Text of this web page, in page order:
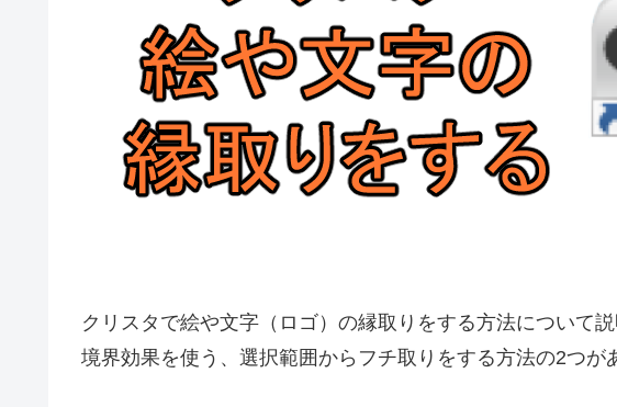
クリスタで絵や文字（ロゴ）の縁取りをする方法について
境界効果を使う、選択範囲からフチ取りをする方法の2つが